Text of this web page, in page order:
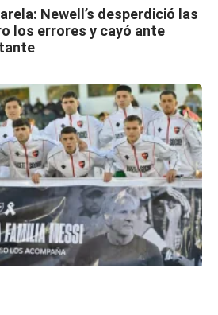
Newell’s desperdició las
los errores y cayó ante